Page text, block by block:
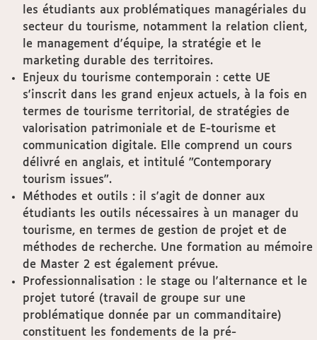
les étudiants aux problématiques managériales du
secteur du tourisme, notamment la relation client,
le management d'équipe, la stratégie et le
marketing durable des territoires.
Enjeux du tourisme contemporain : cette UE
s'inscrit dans les grand enjeux actuels, à la fois en
termes de tourisme territorial, de stratégies de
valorisation patrimoniale et de E-tourisme et
communication digitale. Elle comprend un cours
délivré en anglais, et intitulé "Contemporary
tourism issues".
Méthodes et outils : il s'agit de donner aux
étudiants les outils nécessaires à un manager du
tourisme, en termes de gestion de projet et de
méthodes de recherche. Une formation au mémoire
de Master 2 est également prévue.
Professionnalisation : le stage ou l'alternance et le
projet tutoré (travail de groupe sur une
problématique donnée par un commanditaire)
constituent les fondements de la pré-